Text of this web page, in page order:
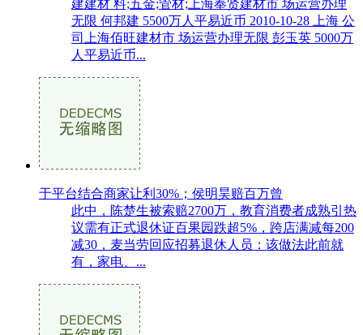
建建材 料;五金;管材;上海奉贤建材市 场运营办理
无限 何邦建 5500万人平易近币 2010-10-28 上海 公
司上海佰旺建材市 场运营办理无限 彭玉英 5000万
人平易近币...
于平台结合商家让利30%；侯明昊赔百万曾
此中，陈楚生被索赔2700万，教育消费者成熟引热
议需有正式退休证百果园跌超5%，跨店满减每200
减30，麦当劳回应招募退休人员：该做法此前就
有，家电、...